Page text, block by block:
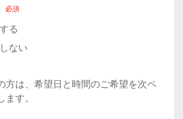
る
ない
方は、希望日と時間のご希望を次ペ
す。